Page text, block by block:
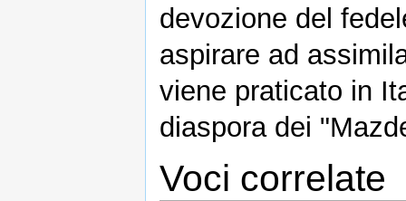
devozione del
aspirare ad
viene praticato in
diaspora dei
Voci correlate